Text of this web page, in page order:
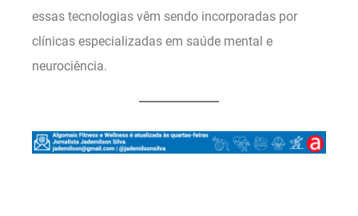
essas tecnologias vêm sendo incorporadas por
clínicas especializadas em saúde mental e
neurociência.